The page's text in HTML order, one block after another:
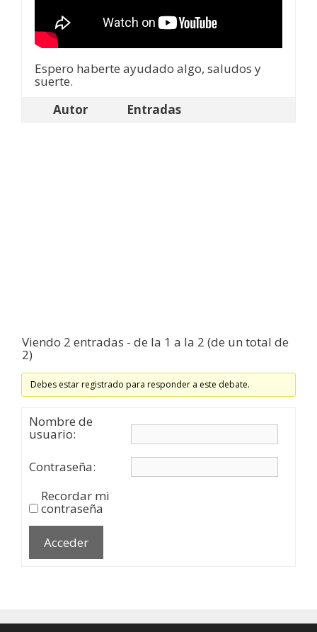
Espero haberte ayudado algo, saludos y
suerte.
Autor
Entradas
Viendo 2 entradas - de la 1 a la 2 (de un total de
2)
Debes estar registrado para responder a este debate.
Nombre de
usuario:
Contraseña:
Recordar mi
contraseña
Acceder